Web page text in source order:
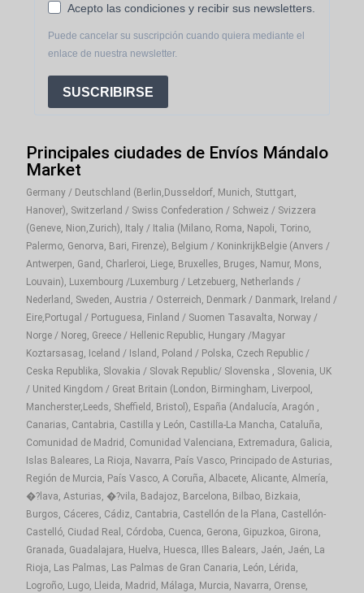
Acepto las condiciones y recibir sus newsletters.
Puede cancelar su suscripción cuando quiera mediante el
enlace de nuestra newsletter.
SUSCRIBIRSE
Principales ciudades de Envíos Mándalo
Market
Germany / Deutschland (Berlin,Dusseldorf, Munich, Stuttgart,
Hanover), Switzerland / Swiss Confederation / Schweiz / Svizzera
(Geneve, Nion,Zurich), Italy / Italia (Milano, Roma, Napoli, Torino,
Palermo, Genorva, Bari, Firenze), Belgium / KoninkrijkBelgie (Anvers /
Antwerpen, Gand, Charleroi, Liege, Bruxelles, Bruges, Namur, Mons,
Louvain), Luxembourg /Luxemburg / Letzebuerg, Netherlands /
Nederland, Sweden, Austria / Osterreich, Denmark / Danmark, Ireland /
Eire,Portugal / Portuguesa, Finland / Suomen Tasavalta, Norway /
Norge / Noreg, Greece / Hellenic Republic, Hungary /Magyar
Koztarsasag, Iceland / Island, Poland / Polska, Czech Republic /
Ceska Republika, Slovakia / Slovak Republic/ Slovenska , Slovenia, UK
/ United Kingdom / Great Britain (London, Birmingham, Liverpool,
Mancherster,Leeds, Sheffield, Bristol), España (Andalucía, Aragón ,
Canarias, Cantabria, Castilla y León, Castilla-La Mancha, Cataluña,
Comunidad de Madrid, Comunidad Valenciana, Extremadura, Galicia,
Islas Baleares, La Rioja, Navarra, País Vasco, Principado de Asturias,
Región de Murcia, País Vasco, A Coruña, Albacete, Alicante, Almería,
�?lava, Asturias, �?vila, Badajoz, Barcelona, Bilbao, Bizkaia,
Burgos, Cáceres, Cádiz, Cantabria, Castellón de la Plana, Castellón-
Castelló, Ciudad Real, Córdoba, Cuenca, Gerona, Gipuzkoa, Girona,
Granada, Guadalajara, Huelva, Huesca, Illes Balears, Jaén, Jaén, La
Rioja, Las Palmas, Las Palmas de Gran Canaria, León, Lérida,
Logroño, Lugo, Lleida, Madrid, Málaga, Murcia, Navarra, Orense,